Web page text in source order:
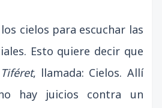
cielos para escuchar las
Esto quiere decir que
, llamada: Cielos. Allí
hay juicios contra un